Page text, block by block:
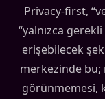
Privacy-first,
“yalnızca
erişebilecek
merkezinde bu;
görünmemesi,